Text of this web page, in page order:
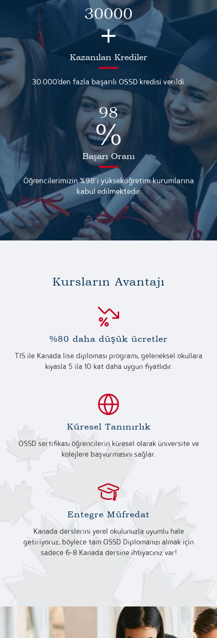
30000
+
Kazanılan Krediler
30.000’den fazla başarılı OSSD kredisi verildi.
98
%
Başarı Oranı
Öğrencilerimizin %98’i yükseköğretim kurumlarına
kabul edilmektedir.
Kursların Avantajı
%80 daha düşük ücretler
TIS ile Kanada lise diploması programı, geleneksel okullara
kıyasla 5 ila 10 kat daha uygun fiyatlıdır.
Küresel Tanınırlık
OSSD sertifikası öğrencilerin küresel olarak üniversite ve
kolejlere başvurmasını sağlar.
Entegre Müfredat
Kanada derslerini yerel okulunuzla uyumlu hale
getiriyoruz, böylece tam OSSD Diplomanızı almak için
sadece 6-8 Kanada dersine ihtiyacınız var!